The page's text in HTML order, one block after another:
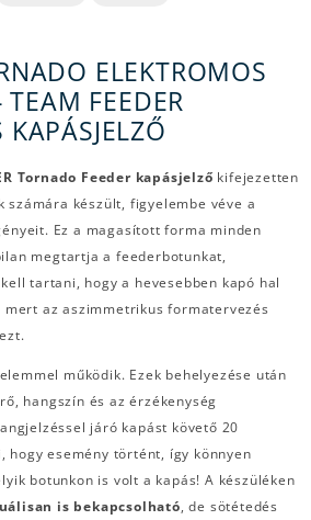
ELEKTROMOS
TEAM FEEDER
Tornado Feeder kapásjelző kifejezetten
számára készült, figyelembe véve a
Ez a magasított forma minden
megtartja a feederbotunkat,
tartani, hogy a hevesebben kapó hal
az aszimmetrikus formatervezés
működik. Ezek behelyezése után
hangszín és az érzékenység
járó kapást követő 20
hogy esemény történt, így könnyen
botunkon is volt a kapás! A készüléken
is bekapcsolható, de sötétedés